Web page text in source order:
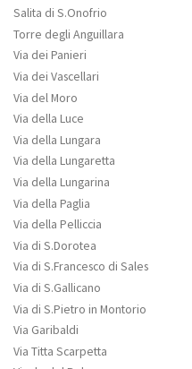
Salita di S.Onofrio
Torre degli Anguillara
Via dei Panieri
Via dei Vascellari
Via del Moro
Via della Luce
Via della Lungara
Via della Lungaretta
Via della Lungarina
Via della Paglia
Via della Pelliccia
Via di S.Dorotea
Via di S.Francesco di Sales
Via di S.Gallicano
Via di S.Pietro in Montorio
Via Garibaldi
Via Titta Scarpetta